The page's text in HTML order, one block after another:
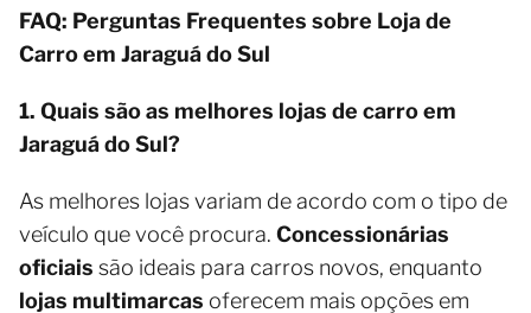
FAQ: Perguntas Frequentes sobre Loja de
Carro em Jaraguá do Sul
1. Quais são as melhores lojas de carro em
Jaraguá do Sul?
As melhores lojas variam de acordo com o tipo de
veículo que você procura. Concessionárias
oficiais são ideais para carros novos, enquanto
lojas multimarcas oferecem mais opções em